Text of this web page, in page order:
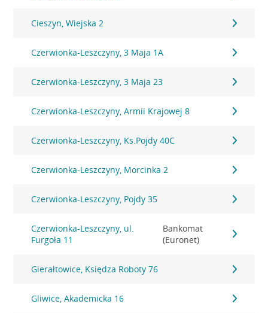
Cieszyn, Wiejska 2
Czerwionka-Leszczyny, 3 Maja 1A
Czerwionka-Leszczyny, 3 Maja 23
Czerwionka-Leszczyny, Armii Krajowej 8
Czerwionka-Leszczyny, Ks.Pojdy 40C
Czerwionka-Leszczyny, Morcinka 2
Czerwionka-Leszczyny, Pojdy 35
Czerwionka-Leszczyny, ul.
Furgoła 11
Bankomat
(Euronet)
Gierałtowice, Księdza Roboty 76
Gliwice, Akademicka 16